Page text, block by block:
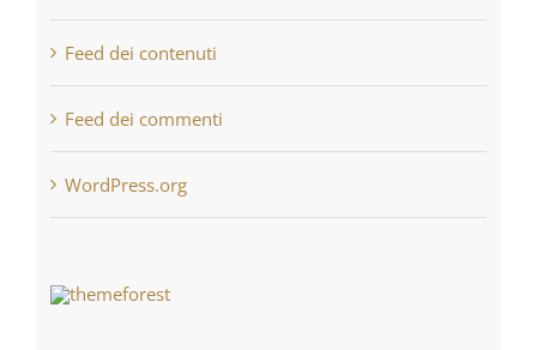
Feed dei contenuti
Feed dei commenti
WordPress.org